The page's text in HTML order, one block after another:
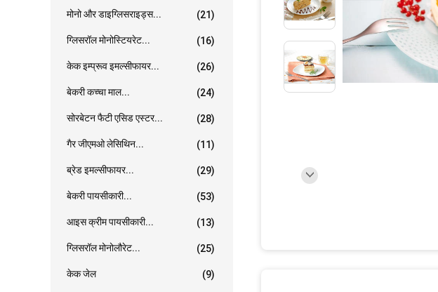
मोनो और डाइग्लिसराइड्स... (21)
ग्लिसरॉल मोनोस्टियरेट... (16)
केक इम्प्रूव इमल्सीफायर... (26)
बेकरी कच्चा माल... (24)
सोरबेटन फैटी एसिड एस्टर... (28)
गैर जीएमओ लेसिथिन... (11)
ब्रेड इमल्सीफायर... (29)
बेकरी पायसीकारी... (53)
आइस क्रीम पायसीकारी... (13)
ग्लिसरॉल मोनोलौरेट... (25)
केक जेल (9)